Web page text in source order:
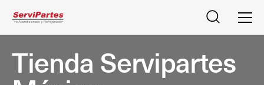
Buscar
Tienda Servipartes